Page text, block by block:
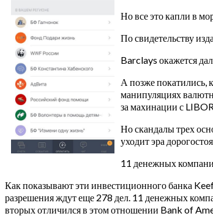
Но все это капли в
По свидетельству
Barclays окажется
А позже покатились,
манипуляциях
за махинации с
Но скандалы трех
уходит эра
11 денежных
Как показывают эти инвестиционного банка
разрешения ждут еще 278 дел. 11 денежных
вторых отличился в этом отношении Bank of